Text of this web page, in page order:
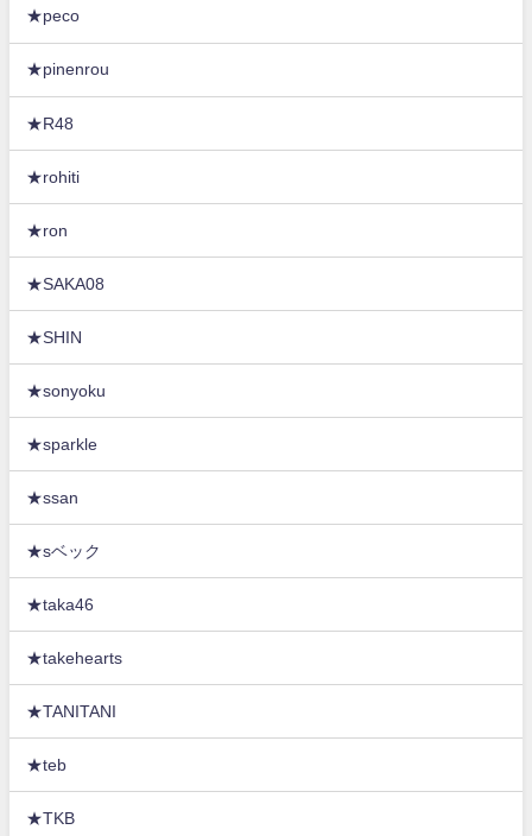
★peco
★pinenrou
★R48
★rohiti
★ron
★SAKA08
★SHIN
★sonyoku
★sparkle
★ssan
★sベック
★taka46
★takehearts
★TANITANI
★teb
★TKB